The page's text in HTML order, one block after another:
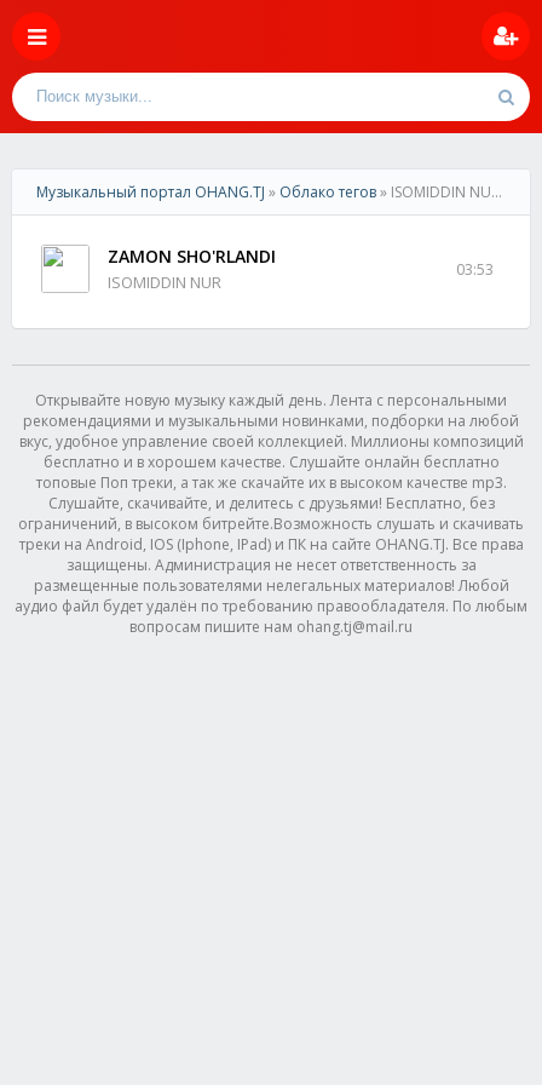
Музыкальный портал OHANG.TJ » Облако тегов» ISOMIDDIN NUR - ZAMON SHO'RLANDI
ZAMON SHO'RLANDI
ISOMIDDIN NUR
03:53
Открывайте новую музыку каждый день. Лента с персональными
рекомендациями и музыкальными новинками, подборки на любой
вкус, удобное управление своей коллекцией. Миллионы композиций
бесплатно и в хорошем качестве. Слушайте онлайн бесплатно
топовые Поп треки, а так же скачайте их в высоком качестве mp3.
Слушайте, скачивайте, и делитесь с друзьями! Бесплатно, без
ограничений, в высоком битрейте.Возможность слушать и скачивать
треки на Android, IOS (Iphone, IPad) и ПК на сайте OHANG.TJ. Все права
защищены. Администрация не несет ответственность за
размещенные пользователями нелегальных материалов! Любой
аудио файл будет удалён по требованию правообладателя. По любым
вопросам пишите нам ohang.tj@mail.ru